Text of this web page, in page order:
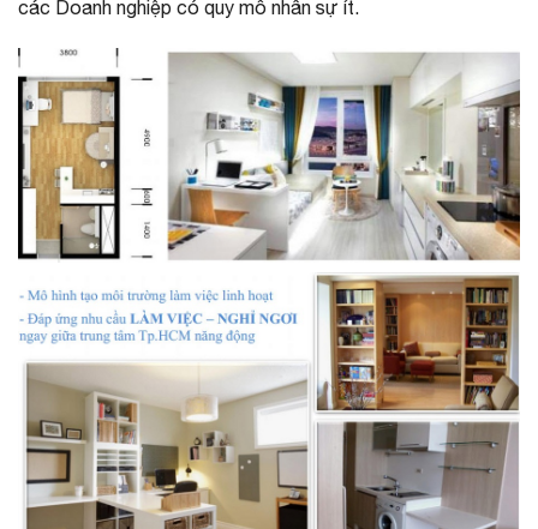
các Doanh nghiệp có quy mô nhân sự ít.